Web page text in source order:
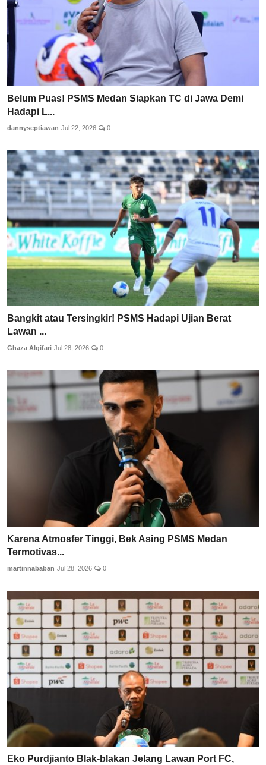
Belum Puas! PSMS Medan Siapkan TC di Jawa Demi
Hadapi L...
dannyseptiawan Jul 22, 2026 0
Bangkit atau Tersingkir! PSMS Hadapi Ujian Berat
Lawan ...
Ghaza Algifari Jul 28, 2026 0
Karena Atmosfer Tinggi, Bek Asing PSMS Medan
Termotivas...
martinnababan Jul 28, 2026 0
Eko Purdjianto Blak-blakan Jelang Lawan Port FC,